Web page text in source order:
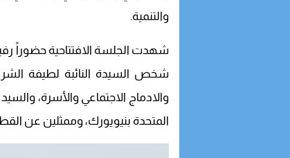
والتنمية.
شهدت الجلسة الافتتاحية حضوراً
شخص السيدة النائبة لطيفة
والادماج الاجتماعي والأسرة،
المتحدة بنيويورك، وممثلين عن